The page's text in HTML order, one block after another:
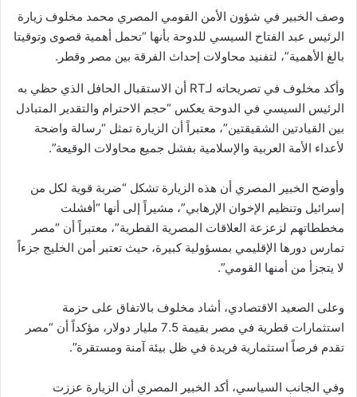
وصف الخبير في شؤون الأمن القومي المصري محمد مخلوف زيارة
الرئيس عبد الفتاح السيسي للدوحة بأنها “تحمل أهمية قصوى وتوقيتا
بالغ الأهمية”، لتفنيد محاولات إحداث الفرقة بين مصر وقطر.
وأكد مخلوف في تصريحاته لـRT أن الاستقبال الحافل الذي حظي به
الرئيس السيسي في الدوحة يعكس “حجم الاحترام والتقدير المتبادل
بين القيادتين الشقيقتين”، معتبراً أن الزيارة تمثل “رسالة واضحة
لأعداء الأمة العربية والإسلامية بفشل جميع محاولات الوقيعة”.
وأوضح الخبير المصري أن هذه الزيارة تشكل “ضربة قوية لكل من
إسرائيل وتنظيم الإخوان الإرهابي”، مشيراً إلى أنها “أفشلت
مخططاتهم لزعزعة العلاقات المصرية القطرية”، معتبراً أن “مصر
تمارس دورها الإقليمي بمسؤولية كبيرة، حيث تعتبر أمن الخليج جزءاً
لا يتجزأ من أمنها القومي”.
وعلى الصعيد الاقتصادي، أشاد مخلوف بالاتفاق على حزمة
استثمارات قطرية في مصر بقيمة 7.5 مليار دولار، مؤكداً أن “مصر
تقدم فرصاً استثمارية فريدة في ظل بيئة آمنة ومستقرة”.
وفي الجانب السياسي، أكد الخبير المصري أن الزيارة عززت